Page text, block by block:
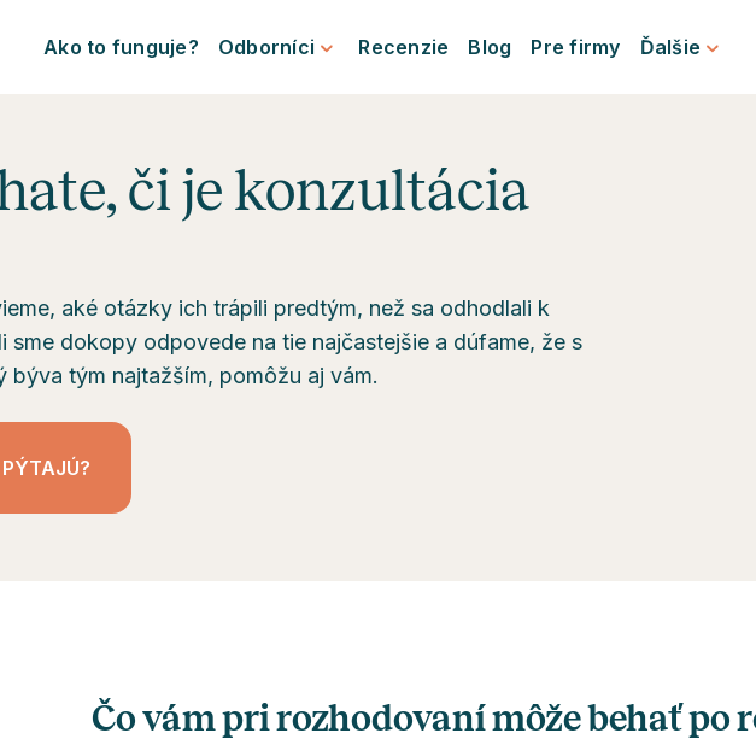
Ako to funguje? Odborníci Recenzie Blog Pre firmy Ďalšie
či je konzultácia
aké otázky ich trápili predtým, než sa odhodlali k
sme dokopy odpovede na tie najčastejšie a dúfame, že s
býva tým najtažším, pomôžu aj vám.
Čo vám pri rozhodovaní môže behať po